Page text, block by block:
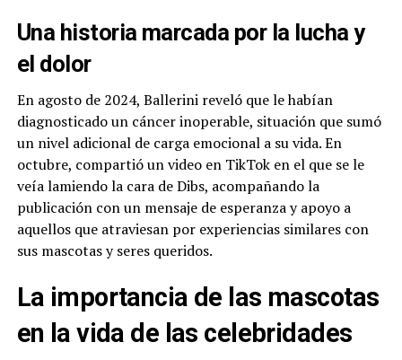
Una historia marcada por la lucha y
el dolor
En agosto de 2024, Ballerini reveló que le habían
diagnosticado un cáncer inoperable, situación que sumó
un nivel adicional de carga emocional a su vida. En
octubre, compartió un video en TikTok en el que se le
veía lamiendo la cara de Dibs, acompañando la
publicación con un mensaje de esperanza y apoyo a
aquellos que atraviesan por experiencias similares con
sus mascotas y seres queridos.
La importancia de las mascotas
en la vida de las celebridades